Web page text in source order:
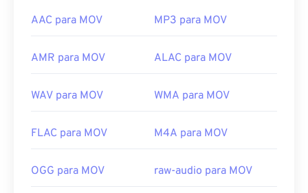
AAC para MOV MP3 para MOV
AMR para MOV ALAC para MOV
WAV para MOV WMA para MOV
FLAC para MOV M4A para MOV
OGG para MOV raw-audio para MOV